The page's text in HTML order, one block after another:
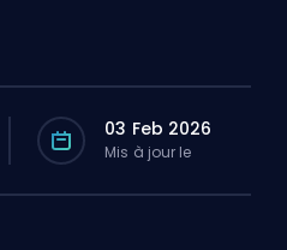
03 Feb 2026
Mis à jour le